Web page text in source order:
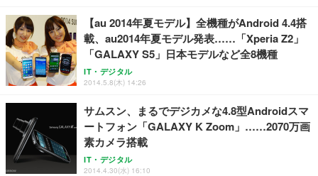
【au 2014年夏モデル】全機種がAndroid 4.4搭
載、au2014年夏モデル発表……「Xperia Z2」
「GALAXY S5」日本モデルなど全8機種
IT・デジタル
2014.5.8(木) 14:26
サムスン、まるでデジカメな4.8型Androidスマ
ートフォン「GALAXY K Zoom」……2070万画
素カメラ搭載
IT・デジタル
2014.4.30(水) 16:10